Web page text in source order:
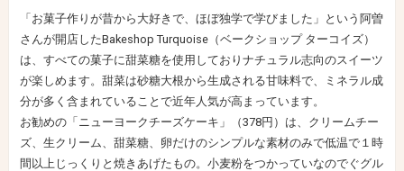
「お菓子作りが昔から大好きで、ほぼ独学で学びました」という阿曽
さんが開店したBakeshop Turquoise（ベークショップ ターコイズ）
は、すべての菓子に甜菜糖を使用しておりナチュラル志向のスイーツ
が楽しめます。甜菜は砂糖大根から生成される甘味料で、ミネラル成
分が多く含まれていることで近年人気が高まっています。
お勧めの「ニューヨークチーズケーキ」（378円）は、クリームチー
ズ、生クリーム、甜菜糖、卵だけのシンプルな素材のみで低温で１時
間以上じっくりと焼きあげたもの。小麦粉をつかっていなのでぐグル